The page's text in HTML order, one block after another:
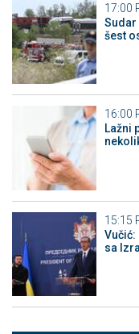
17:00
Sudar
šest
16:00
Lažni
15:15
sa